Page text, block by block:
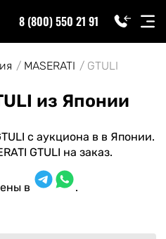
8 (800) 550 21 91
MASERATI GTULI
из Японии
с аукциона в в Японии.
GTULI на заказ.
в .